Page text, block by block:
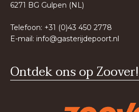
6271 BG Gulpen (NL)
Telefoon: +31 (0)43 450 2778
E-mail: info@gasterijdepoort.nl
Ontdek ons op Zoover!